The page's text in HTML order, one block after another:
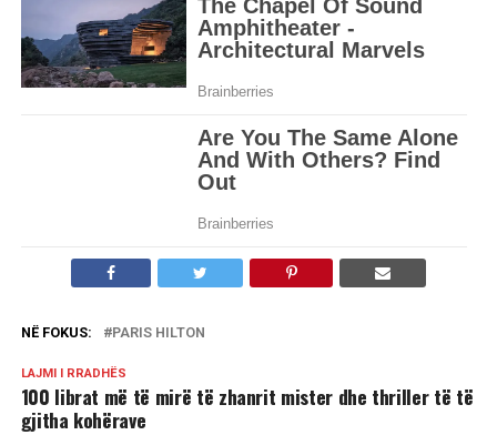
NË FOKUS: PARIS HILTON
LAJMI I RRADHËS
100 librat më të mirë të zhanrit mister dhe thriller të të
gjitha kohërave